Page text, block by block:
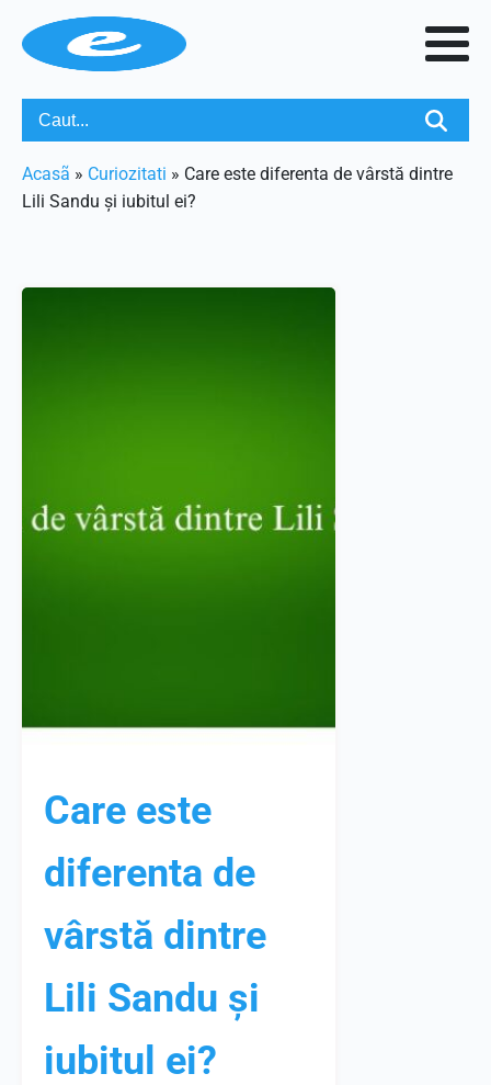
Acasã » Curiozitati » Care este diferenta de vârstă dintre
Lili Sandu și iubitul ei?
Care este
diferenta de
vârstă dintre
Lili Sandu și
iubitul ei?